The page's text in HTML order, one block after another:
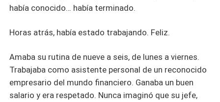
había conocido… había terminado.
Horas atrás, había estado trabajando. Feliz.
Amaba su rutina de nueve a seis, de lunes a viernes.
Trabajaba como asistente personal de un reconocido
empresario del mundo financiero. Ganaba un buen
salario y era respetado. Nunca imaginó que su jefe,